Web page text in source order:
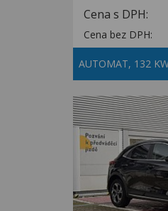
Cena s DPH:
Cena bez DPH:
AUTOMAT, 132